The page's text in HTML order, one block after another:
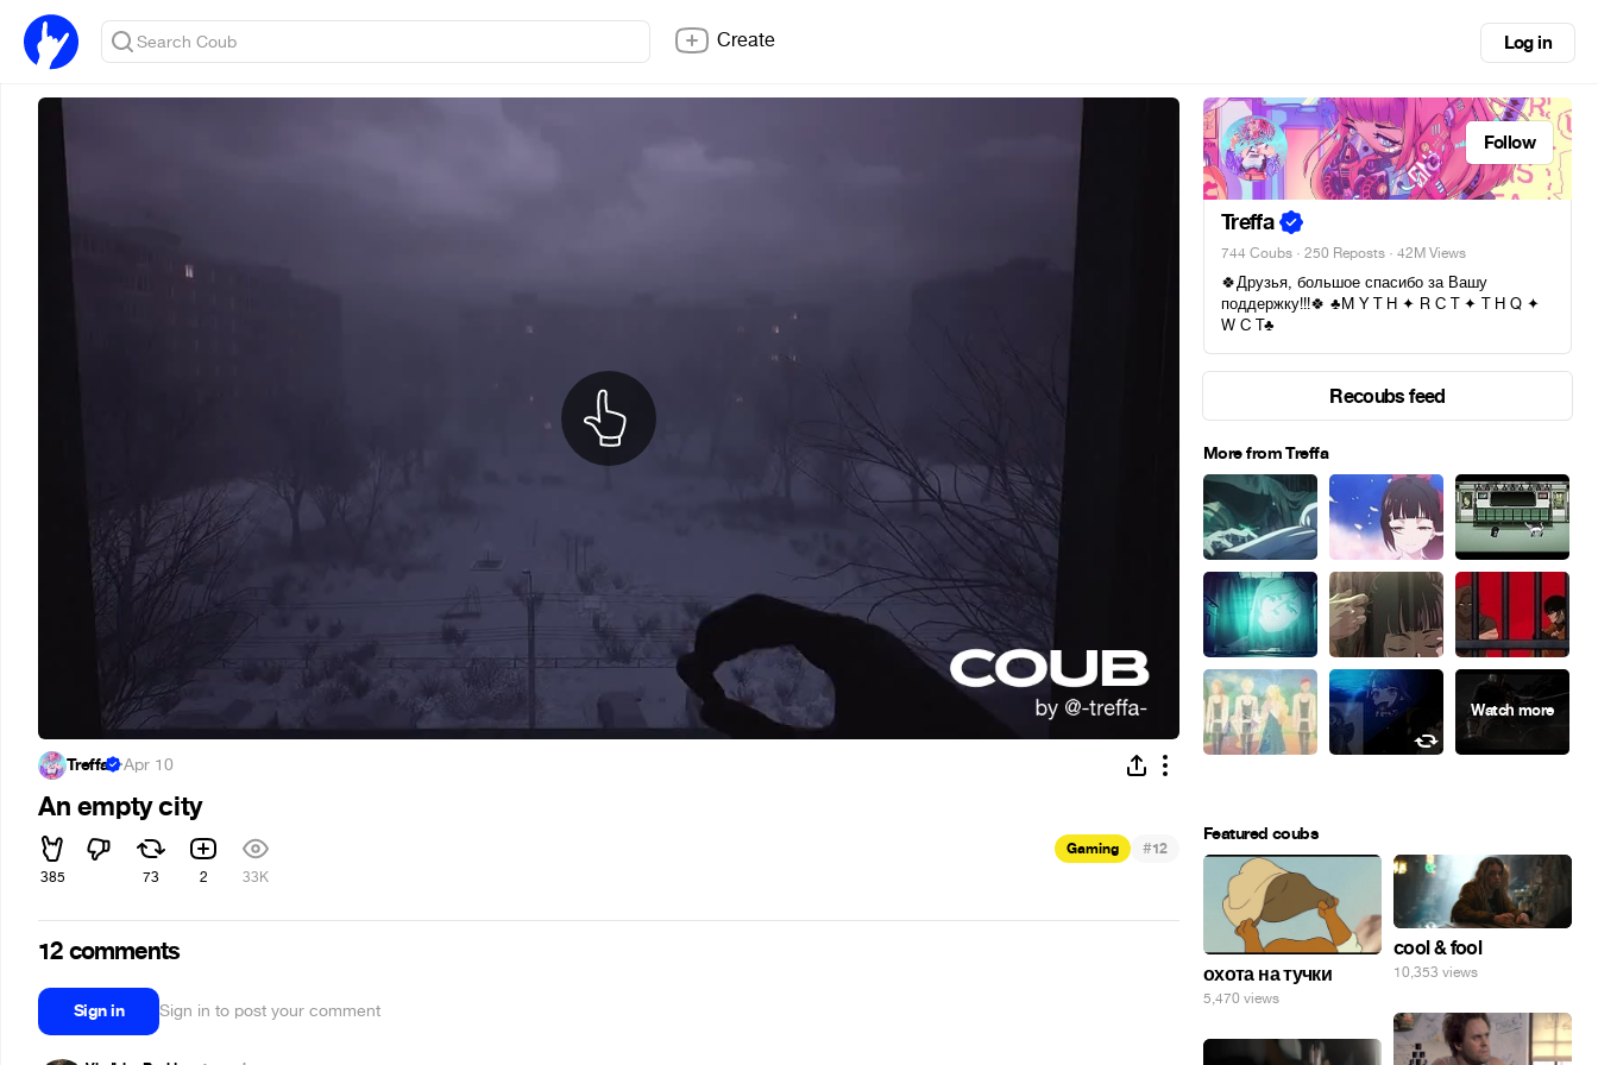
Create Log in
Treffa ·Apr 10
An empty city
385 73 2 33K
Gaming #12
12 comments
Sign in Sign in to post your comment
Follow
Treffa
744 Coubs · 250 Reposts · 42M Views
🍀Друзья, большое спасибо за Вашу
поддержку!!!🍀 ♣M Y T H ✦ R C T ✦ T H Q ✦
W C T♣
Recoubs feed
More from Treffa
Featured coubs
охота на тучки
5,470 views
cool & fool
10,353 views